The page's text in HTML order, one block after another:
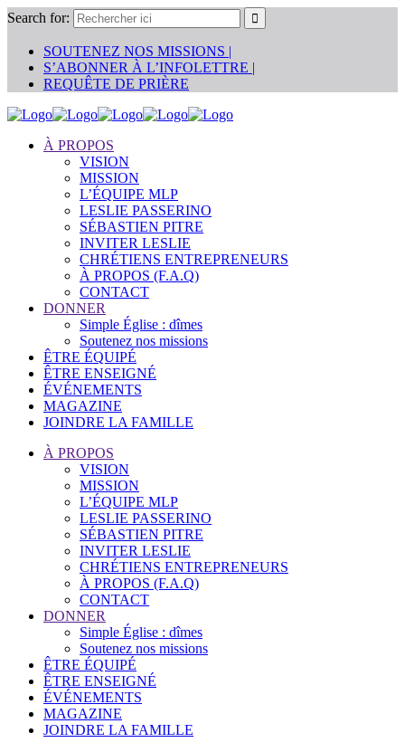
Search for:
SOUTENEZ NOS MISSIONS |
S’ABONNER À L’INFOLETTRE |
REQUÊTE DE PRIÈRE
À PROPOS
VISION
MISSION
L’ÉQUIPE MLP
LESLIE PASSERINO
SÉBASTIEN PITRE
INVITER LESLIE
CHRÉTIENS ENTREPRENEURS
À PROPOS (F.A.Q)
CONTACT
DONNER
Simple Église : dîmes
Soutenez nos missions
ÊTRE ÉQUIPÉ
ÊTRE ENSEIGNÉ
ÉVÉNEMENTS
MAGAZINE
JOINDRE LA FAMILLE
À PROPOS
VISION
MISSION
L’ÉQUIPE MLP
LESLIE PASSERINO
SÉBASTIEN PITRE
INVITER LESLIE
CHRÉTIENS ENTREPRENEURS
À PROPOS (F.A.Q)
CONTACT
DONNER
Simple Église : dîmes
Soutenez nos missions
ÊTRE ÉQUIPÉ
ÊTRE ENSEIGNÉ
ÉVÉNEMENTS
MAGAZINE
JOINDRE LA FAMILLE